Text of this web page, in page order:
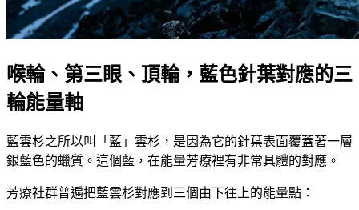
喉輪、第三眼、頂輪，藍色針葉對應的三
輪能量軸
藍雲杉之所以叫「藍」雲杉，是因為它的針葉表面覆蓋著一層
銀藍色的蠟質。這個藍，在能量芳療裡有非常具體的對應。
芳療社群普遍把藍雲杉對應到三個由下往上的能量點：